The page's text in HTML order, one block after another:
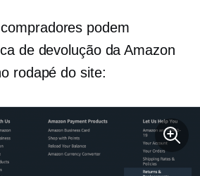
podem
de devolução da Amazon
rodapé do site: